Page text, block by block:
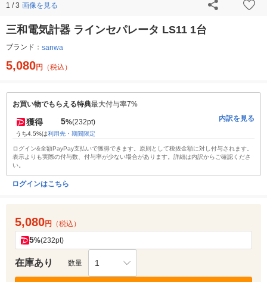
1 / 3 画像を見る
三和電気計器 ラインセパレータ LS11 1台
ブランド： sanwa
5,080円 （税込）
お買い物でもらえる特典最大付与率7%
獲得 5%(232pt)
うち4.5%は利用先・期間限定
内訳を見る
ログイン&全額PayPay支払いで獲得できます。原則として税抜金額に対し付与されます。
表示よりも実際の付与数、付与率が少ない場合があります。詳細は内訳からご確認くださ
い。
ログインはこちら
5,080円 （税込）
5%(232pt)
在庫あり 数量 1